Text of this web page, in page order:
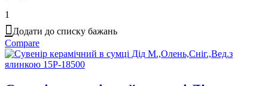
1
Додати до списку бажань
Compare